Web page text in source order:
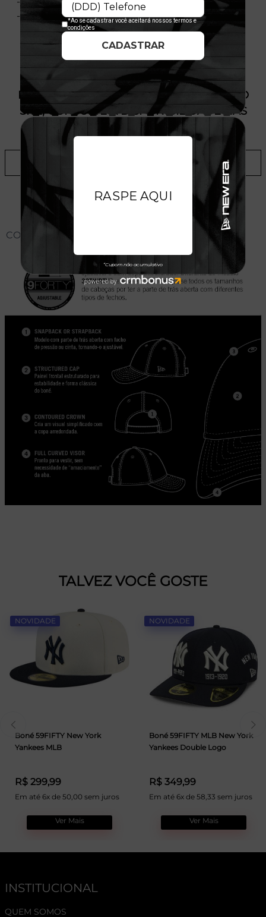
- Licença oficial
PRODUTO SEM ESTOQUE DÍSPONÍVEL NO
SITE, CONSULTE A DISPONIBILIDADE NAS
ADICIONAR A LISTA DE DESEJOS
CONHEÇA O MODELO DO BONÉ
TALVEZ VOCÊ GOSTE
NOVIDADE
Boné 59FIFTY New York
Yankees MLB
R$ 299,99
Em até 6x de 50,00 sem juros
Ver Mais
NOVIDADE
Boné 59FIFTY MLB New York
Yankees Double Logo
R$ 349,99
Em até 6x de 58,33 sem juros
Ver Mais
INSTITUCIONAL
QUEM SOMOS